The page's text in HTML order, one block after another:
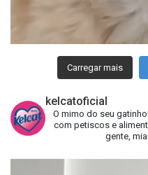
Carregar mais
kelcatoficial
O mimo do seu
com petiscos e
gente,